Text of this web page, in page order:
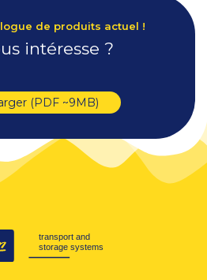
de produits actuel !
intéresse ?
(PDF ~9MB)